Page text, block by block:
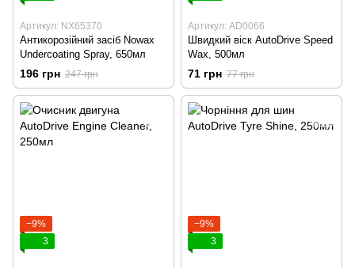
Артикул: NX65370
Антикорозійний засіб Nowax
Undercoating Spray, 650мл
196 грн 247 грн
Артикул: AD0066
Швидкий віск AutoDrive Speed
Wax, 500мл
71 грн 77 грн
−9%
3
−9%
3